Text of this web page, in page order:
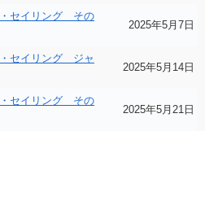
・セイリング その
2025年5月7日
・セイリング ジャ
2025年5月14日
・セイリング その
2025年5月21日